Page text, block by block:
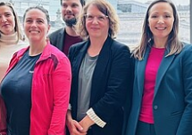
erstreckt sich
aufgerufenen und somit
Interessen und daher